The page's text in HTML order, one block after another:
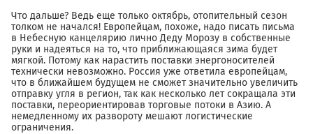
Что дальше? Ведь еще только октябрь, отопительный сезон
толком не начался! Европейцам, похоже, надо писать письма
в Небесную канцелярию лично Деду Морозу в собственные
руки и надеяться на то, что приближающаяся зима будет
мягкой. Потому как нарастить поставки энергоносителей
технически невозможно. Россия уже ответила европейцам,
что в ближайшем будущем не сможет значительно увеличить
отправку угля в регион, так как несколько лет сокращала эти
поставки, переориентировав торговые потоки в Азию. А
немедленному их развороту мешают логистические
ограничения.